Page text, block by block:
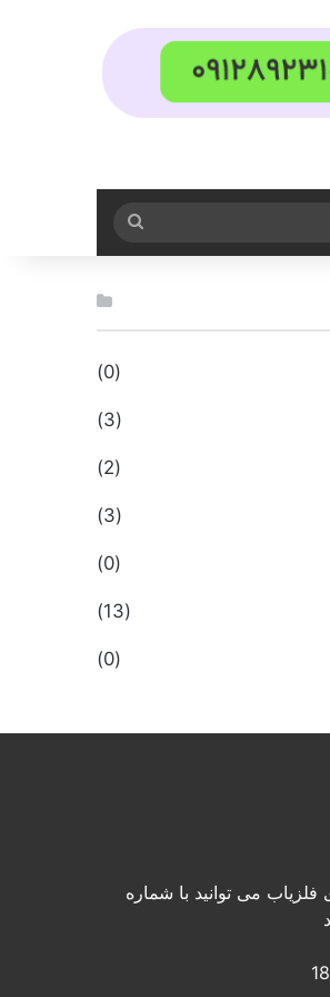
جستجو
برای
(0)
(3)
(2)
(3)
(0)
(13)
(0)
می توانید با شماره